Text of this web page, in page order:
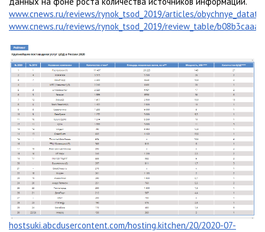
www.cnews.ru/reviews/rynok_tsod_2019/articles/
www.cnews.ru/reviews/rynok_tsod_2019/review_table/
hostsuki.abcdusercontent.com/hosting.kitchen/20/2020-07-